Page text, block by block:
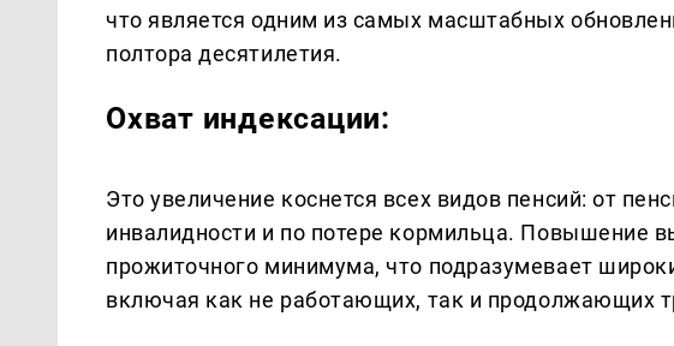
что является одним из самых масштабных
полтора десятилетия.
Охват индексации:
Это увеличение коснется всех видов пенсий: от
инвалидности и по потере кормильца. Повышение
прожиточного минимума, что подразумевает
включая как не работающих, так и продолжающих